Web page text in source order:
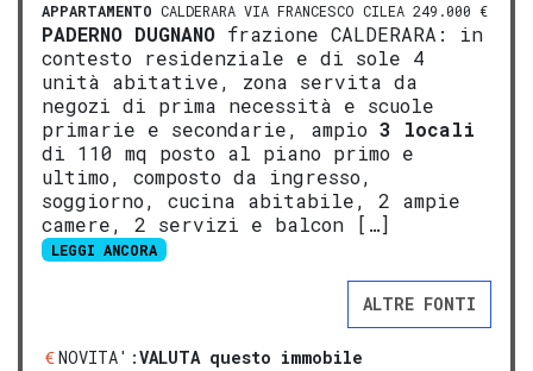
APPARTAMENTO CALDERARA VIA FRANCESCO CILEA 249.000 €
PADERNO DUGNANO frazione CALDERARA: in
contesto residenziale e di sole 4
unità abitative, zona servita da
negozi di prima necessità e scuole
primarie e secondarie, ampio 3 locali
di 110 mq posto al piano primo e
ultimo, composto da ingresso,
soggiorno, cucina abitabile, 2 ampie
camere, 2 servizi e balcon […]
LEGGI ANCORA
ALTRE FONTI
NOVITA':VALUTA questo immobile